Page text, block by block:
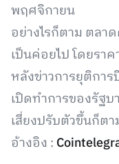
พฤศจิกายน
อย่างไรก็ตาม ตลา
เป็นค่อยไป โดยรา
หลังข่าวการยุติกา
เปิดทำการของรัฐ
เสี่ยงปรับตัวขึ้นก็ตา
อ้างอิง :